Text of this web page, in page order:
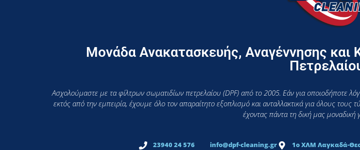
Μονάδα Ανακατασκευής, Αναγέννησης και
Ασχολούμαστε με τα φίλτρων σωματιδίων πετρελαίου (DPF) από το 2005. Εάν για οποιοδήποτε
εκτός από την εμπειρία, έχουμε όλο τον απαραίτητο εξοπλισμό και ανταλλακτικά για όλους
έχοντας πάντα τη δική μας μοναδική
23940 24 576 info@dpf-cleaning.gr 1ο ΧΛΜ Λαγκαδά-